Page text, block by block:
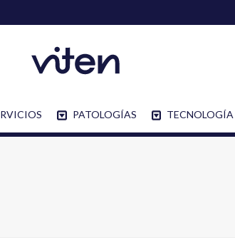
PATOLOGÍAS TECNOLOGÍA